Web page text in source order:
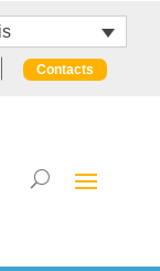
Contacts